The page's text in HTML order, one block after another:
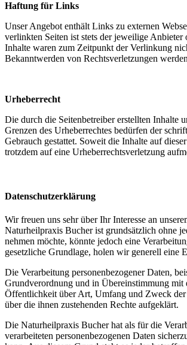
Haftung für Links
Unser Angebot enthält Links zu externen
verlinkten Seiten ist stets der jeweilige
Inhalte waren zum Zeitpunkt der Verlinkung
Bekanntwerden von Rechtsverletzungen
Urheberrecht
Die durch die Seitenbetreiber erstellten Inhalte
Grenzen des Urheberrechtes bedürfen der
Gebrauch gestattet. Soweit die Inhalte auf
trotzdem auf eine Urheberrechtsverletzung
Datenschutzerklärung
Wir freuen uns sehr über Ihr Interesse an
Naturheilpraxis Bucher ist grundsätzlich ohne
nehmen möchte, könnte jedoch eine
gesetzliche Grundlage, holen wir generell eine
Die Verarbeitung personenbezogener Daten,
Grundverordnung und in Übereinstimmung mit
Öffentlichkeit über Art, Umfang und Zweck der
über die ihnen zustehenden Rechte aufgeklärt.
Die Naturheilpraxis Bucher hat als für die
verarbeiteten personenbezogenen Daten